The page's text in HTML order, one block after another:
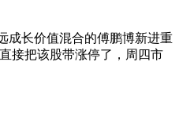
长价值混合的傅鹏博新进重
接把该股带涨停了，周四市